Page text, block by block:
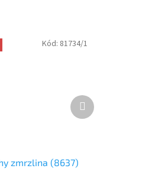
zmrzlina (8637)
Kód: 81734/1
Další
produkt